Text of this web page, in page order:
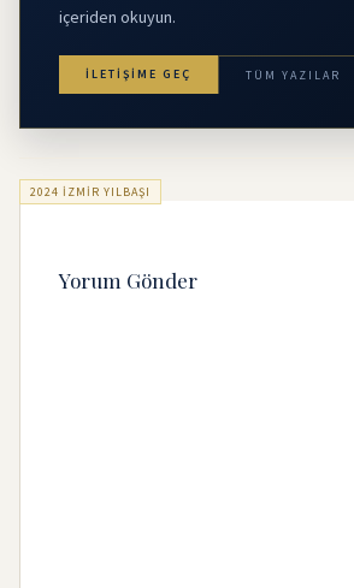
içeriden okuyun.
İLETIŞIME GEÇ TÜM YAZILAR
2024 IZMIR YILBAŞI
Yorum Gönder